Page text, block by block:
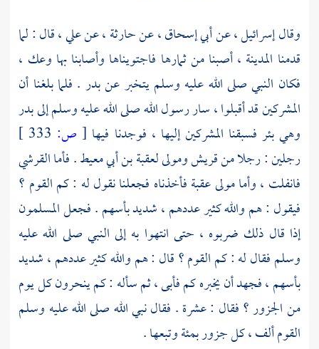
وقالإسرائيل ،عنأبي إسحاق ،عنحارثة ،عنعلي ،قال : لما
قدمنا المدينة ،أصبنا من ثمارها فاجتويناها وأصابنا بها وعك ،
فكان النبي صلى الله عليه وسلم يتخبر عنبدر . فلما بلغنا أن
المشركين قد أقبلوا ، سار رسول الله صلى الله عليه وسلم إلىبدر
وهي بئر فسبقنا المشركين إليها ، فوجدنا فيها [ ص:
رجلين : رجلا منقريشومولىلعقبة بن أبي معيط. فأما القرشي
فانفلت ، وأمامولى عقبةفأخذناه فجعلنا نقول له : كم القوم ؟
فيقول : هم والله كثير عددهم ، شديد بأسهم . فجعل المسلمون
إذا قال ذلك ضربوه ، حتى انتهوا به إلى النبي صلى الله عليه
وسلم فقال له : كم القوم ؟ قال : هم والله كثير عددهم ، شديد
بأسهم ، فجهد أن يخبره كم فأبى ، ثم سأله : كم ينحرون كل يوم
من الجزور ؟ فقال : عشرة . فقال نبي الله صلى الله عليه وسلم
القوم ألف ، كل جزور بمئة وتبعها .